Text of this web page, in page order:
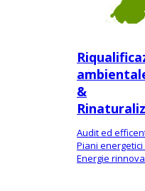
&
Audit ed
Piani energetici
Energie